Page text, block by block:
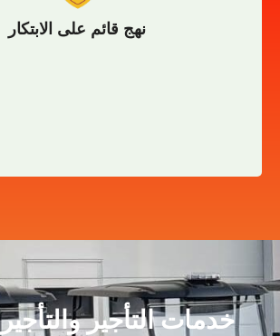
نهج قائم على الابتكار
نهج قائم على الابتكار
خدمات التأجير والتأجير